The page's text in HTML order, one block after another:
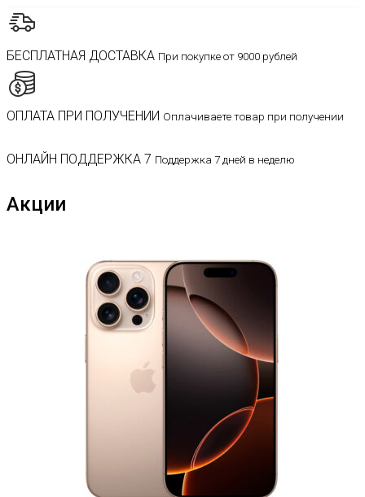
БЕСПЛАТНАЯ ДОСТАВКА При покупке от 9000 рублей
ОПЛАТА ПРИ ПОЛУЧЕНИИ Оплачиваете товар при получении
ОНЛАЙН ПОДДЕРЖКА 7 Поддержка 7 дней в неделю
Акции